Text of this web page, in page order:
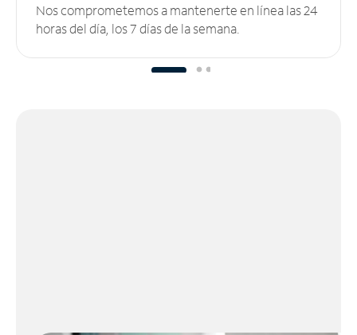
Nos comprometemos a mantenerte en línea las 24
horas del día, los 7 días de la semana.